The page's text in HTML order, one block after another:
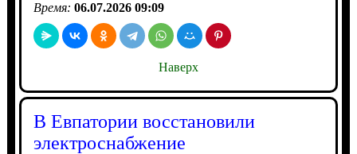
Время: 06.07.2026 09:09
Наверх
В Евпатории восстановили
электроснабжение